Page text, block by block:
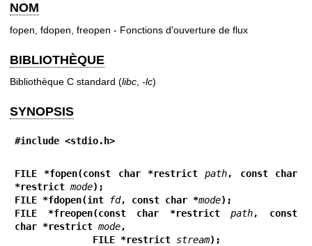
NOM
fopen, fdopen, freopen - Fonctions d'ouverture de flux
BIBLIOTHÈQUE
Bibliothèque C standard (libc -lc)
SYNOPSIS
#include <stdio.h>
FILE *fopen(const char *restrict path, const char
*restrict mode);
FILE *fdopen(int
fd, const char *mode);
FILE *freopen(const char *restrict path, const
char *restrict mode,
              FILE *restrict
stream);